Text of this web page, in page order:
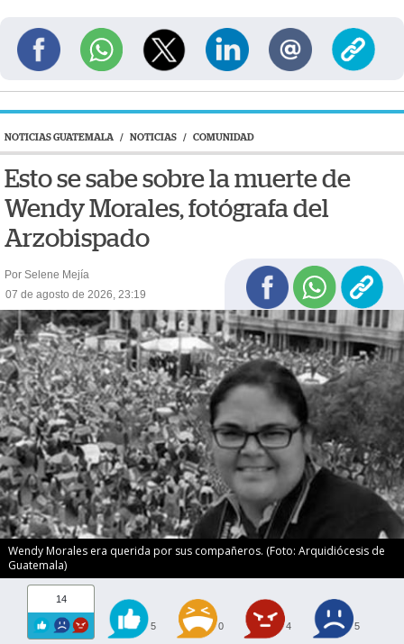
NOTICIAS GUATEMALA / NOTICIAS / COMUNIDAD
Esto se sabe sobre la muerte de
Wendy Morales, fotógrafa del
Arzobispado
Por Selene Mejía
07 de agosto de 2026, 23:19
Wendy Morales era querida por sus compañeros. (Foto: Arquidiócesis de
Guatemala)
14
5 0 4 5